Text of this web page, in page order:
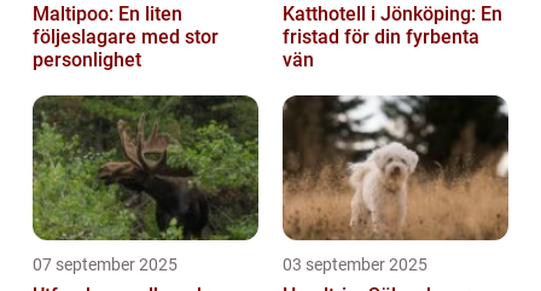
Maltipoo: En liten
följeslagare med stor
personlighet
Katthotell i Jönköping: En
fristad för din fyrbenta
vän
07 september 2025 03 september 2025